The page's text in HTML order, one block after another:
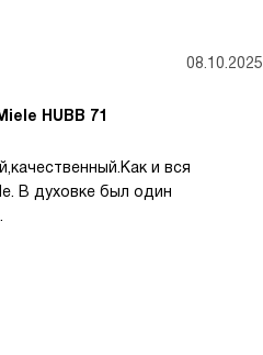
08.10.2025
HUBB 71
и вся
В духовке был один